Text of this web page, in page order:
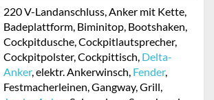
220 V-Landanschluss, Anker mit Kette,
Badeplattform, Biminitop, Bootshaken,
Cockpitdusche, Cockpitlautsprecher,
Cockpitpolster, Cockpittisch, Delta-
Anker, elektr. Ankerwinsch, Fender,
Festmacherleinen, Gangway, Grill,